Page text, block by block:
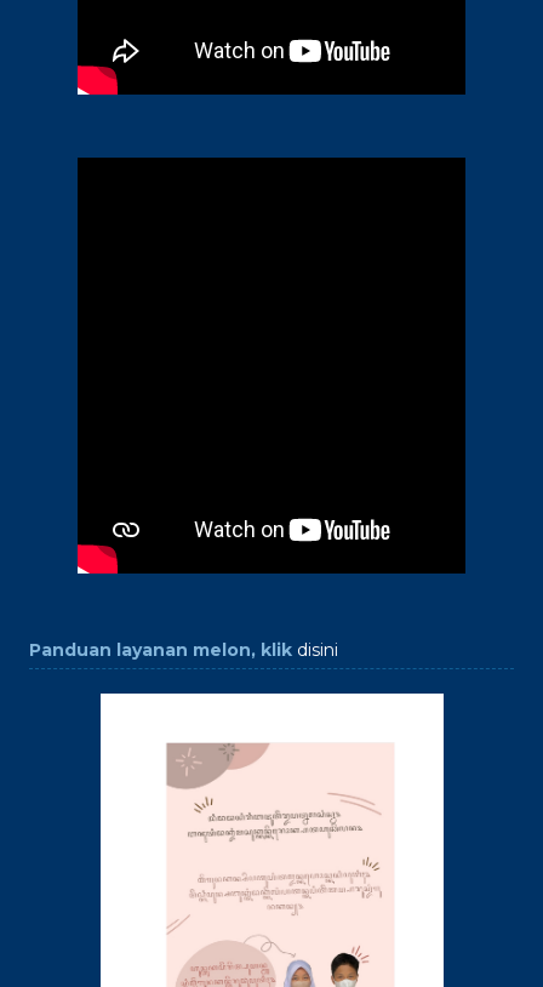
Panduan layanan melon, klik disini